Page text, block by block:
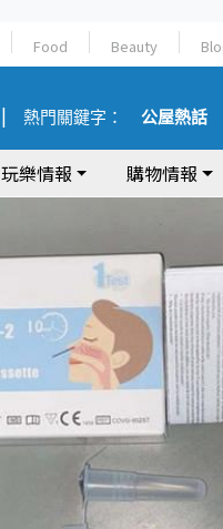
Food Beauty
熱門關鍵字： 公屋熱話
玩樂情報 購物情報